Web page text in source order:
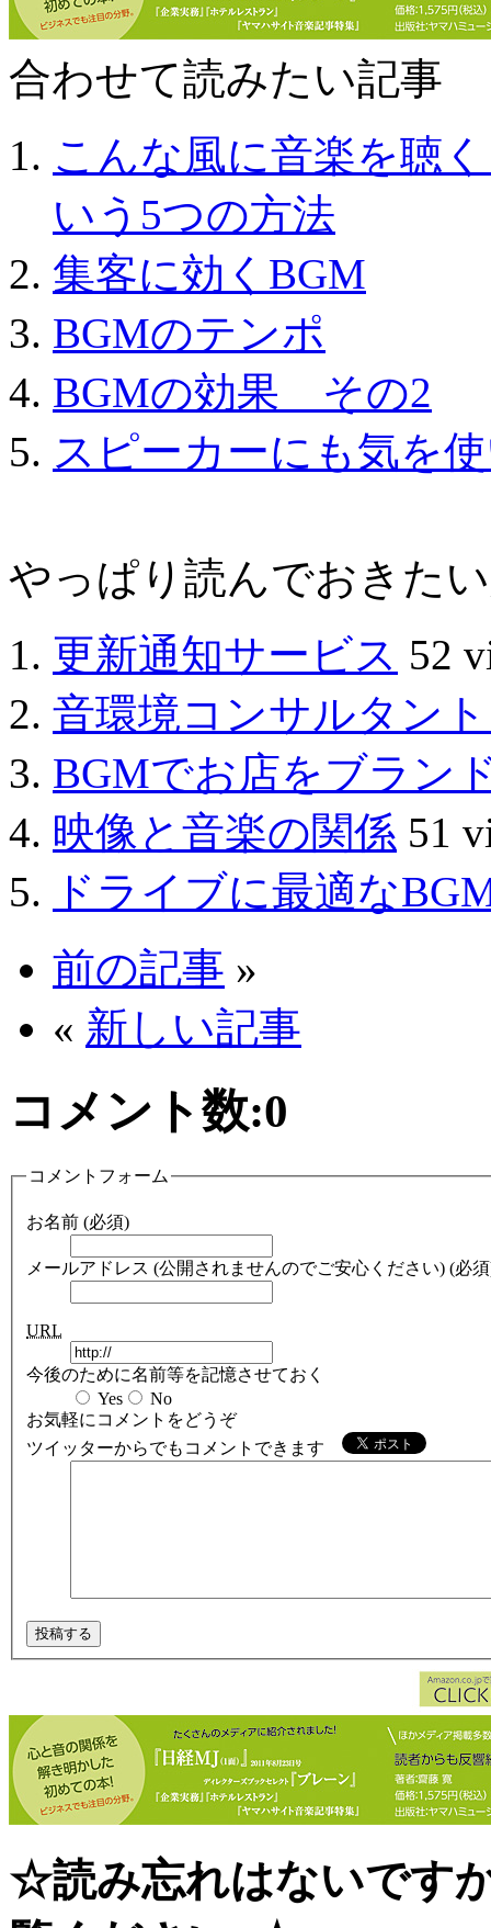
合わせて読みたい記事
こんな風に音楽を聴
いう5つの方法
集客に効くBGM
BGMのテンポ
BGMの効果 その2
スピーカーにも気を
やっぱり読んでおきた
更新通知サービス 52
音環境コンサルタン
BGMでお店をブラン
映像と音楽の関係 51
ドライブに最適な
前の記事 »
« 新しい記事
コメント数:0
コメントフォーム
お名前 (必須)
メールアドレス (公開されませんのでご安心ください) (必
URL
今後のために名前等を記憶させておく
Yes
No
お気軽にコメントをどうぞ
ツイッターからでもコメントできます
☆読み忘れはないです